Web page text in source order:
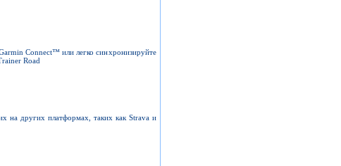
Connect™ или легко синхронизируйте
Road
на других платформах, таких как Strava и